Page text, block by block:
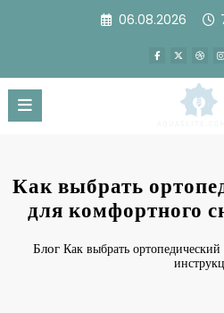
06.08.2026
Как выбрать
для комфортного
Блог Как выбрать